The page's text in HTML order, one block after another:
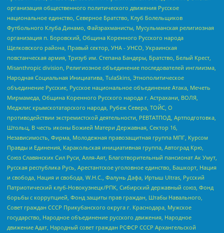
организация общественного политического движения Русское
национальное единство, Северное Братство, Клуб Болельщиков
Футбольного Клуба Динамо, Файзрахманисты, Мусульманская религиозная
организация п. Боровский, Община Коренного Русского народа
Щелковского района, Правый сектор, УНА - УНСО, Украинская
повстанческая армия, Тризуб им. Степана Бандеры, Братство, Белый Крест,
Misanthropic division, Религиозное объединение последователей инглиизма,
Народная Социальная Инициатива, TulaSkins, Этнополитическое
объединение Русские, Русское национальное объединение Атака, Мечеть
Мирмамеда, Община Коренного Русского народа г. Астрахани, ВОЛЯ,
Меджлис крымскотатарского народа, Рубеж Севера, ТОЙС, О
противодействии экстремистской деятельности, РЕВТАТПОД, Артподготовка,
Штольц, В честь иконы Божией Матери Державная, Сектор 16,
Независимость, Фирма, Молодежная правозащитная группа МПГ, Курсом
Правды и Единения, Каракольская инициативная группа, Автоград Крю,
Союз Славянских Сил Руси, Алля-Аят, Благотворительный пансионат Ак Умут,
Русская республика Русь, Арестантское уголовное единство, Башкорт, Нация
и свобода, Нация и свобода, W.H.С., Фалунь Дафа, Иртыш Ultras, Русский
Патриотический клуб-Новокузнецк/РПК, Сибирский державный союз, Фонд
борьбы с коррупцией, Фонд защиты прав граждан, Штабы Навального,
Совет граждан СССР Прикубанского округа г. Краснодара, Мужское
государство, Народное объединение русского движения, Народное
движение Адат, Народный совет граждан РСФСР СССР Архангельской